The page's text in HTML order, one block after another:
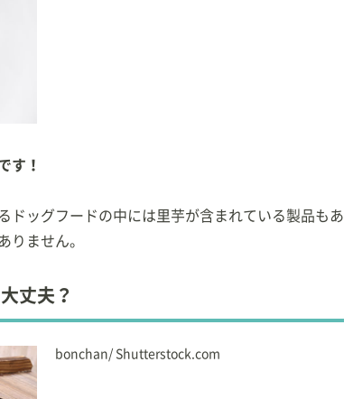
す！
ドッグフードの中には里芋が含まれている製品もあ
りません。
丈夫？
bonchan/ Shutterstock.com